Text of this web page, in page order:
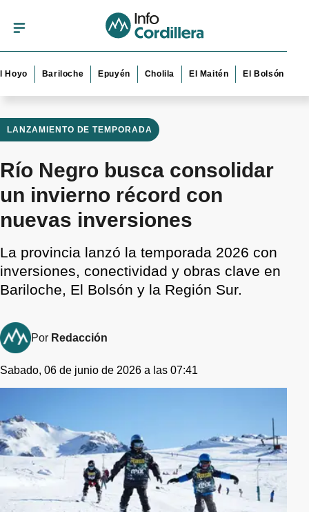
Bariloche Epuyén Cholila El Maitén El Bolsón Esquel
LANZAMIENTO DE TEMPORADA
Río Negro busca consolidar
un invierno récord con
nuevas inversiones
La provincia lanzó la temporada 2026 con
inversiones, conectividad y obras clave en
Bariloche, El Bolsón y la Región Sur.
Por Redacción
Sabado, 06 de junio de 2026 a las 07:41